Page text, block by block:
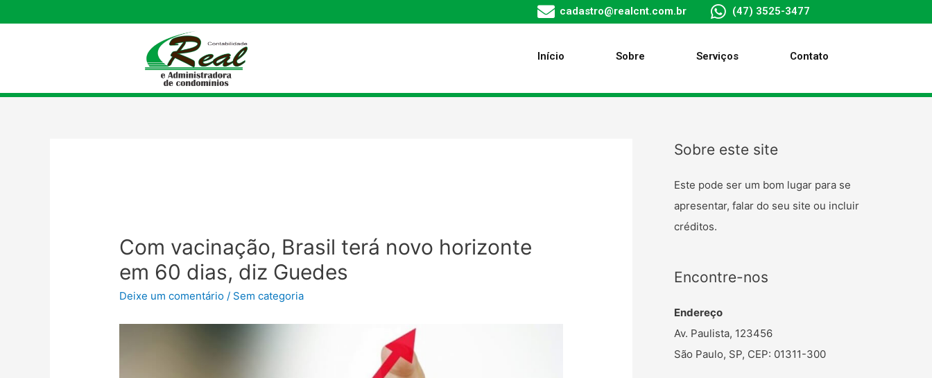
cadastro@realcnt.com.br (47) 3525-3477
Início Sobre Serviços Contato
Com vacinação, Brasil terá novo horizonte
em 60 dias, diz Guedes
Deixe um comentário / Sem categoria
Sobre este site
Este pode ser um bom lugar para se
apresentar, falar do seu site ou incluir
créditos.
Encontre-nos
Endereço
Av. Paulista, 123456
São Paulo, SP, CEP: 01311-300